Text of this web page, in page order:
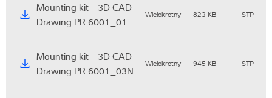
Mounting kit - 3D CAD
Drawing PR 6001_01
Wielokrotny 823 KB STP
Mounting kit - 3D CAD
Drawing PR 6001_03N
Wielokrotny 945 KB STP